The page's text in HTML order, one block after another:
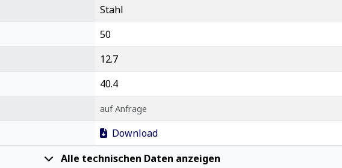
Stahl
50
12.7
40.4
auf Anfrage
Download
Alle technischen Daten anzeigen